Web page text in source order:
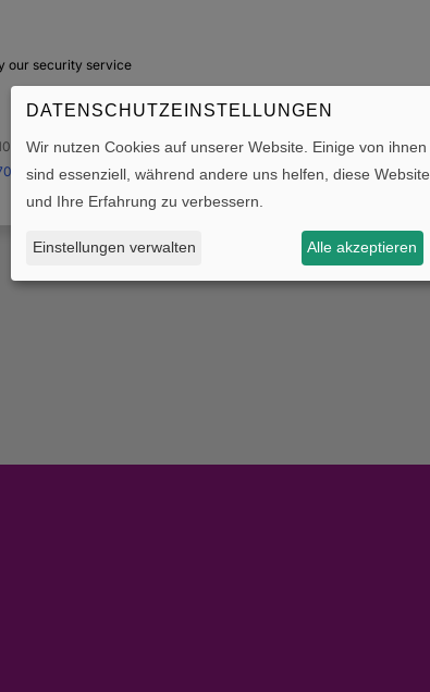
DATENSCHUTZEINSTELLUNGEN
Wir nutzen Cookies auf unserer Website. Einige von ihnen
sind essenziell, während andere uns helfen, diese Website
und Ihre Erfahrung zu verbessern.
Einstellungen verwalten Alle akzeptieren